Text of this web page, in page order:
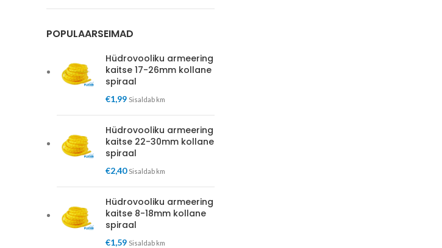
POPULAARSEIMAD
Hüdrovooliku armeering
kaitse 17-26mm kollane
spiraal
€1,99 Sisaldab km
Hüdrovooliku armeering
kaitse 22-30mm kollane
spiraal
€2,40 Sisaldab km
Hüdrovooliku armeering
kaitse 8-18mm kollane
spiraal
€1,59 Sisaldab km